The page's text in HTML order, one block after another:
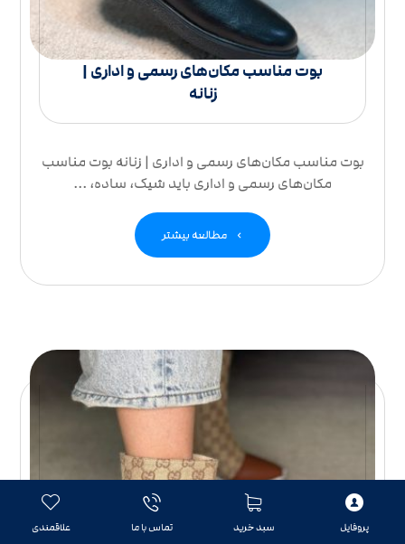
بوت مناسب مکان‌های رسمی و اداری |
زنانه
بوت مناسب مکان‌های رسمی و اداری | زنانه بوت مناسب
مکان‌های رسمی و اداری باید شیک، ساده، ...
مطالعه بیشتر
پروفایل سبد خرید تماس با ما علاقمندی